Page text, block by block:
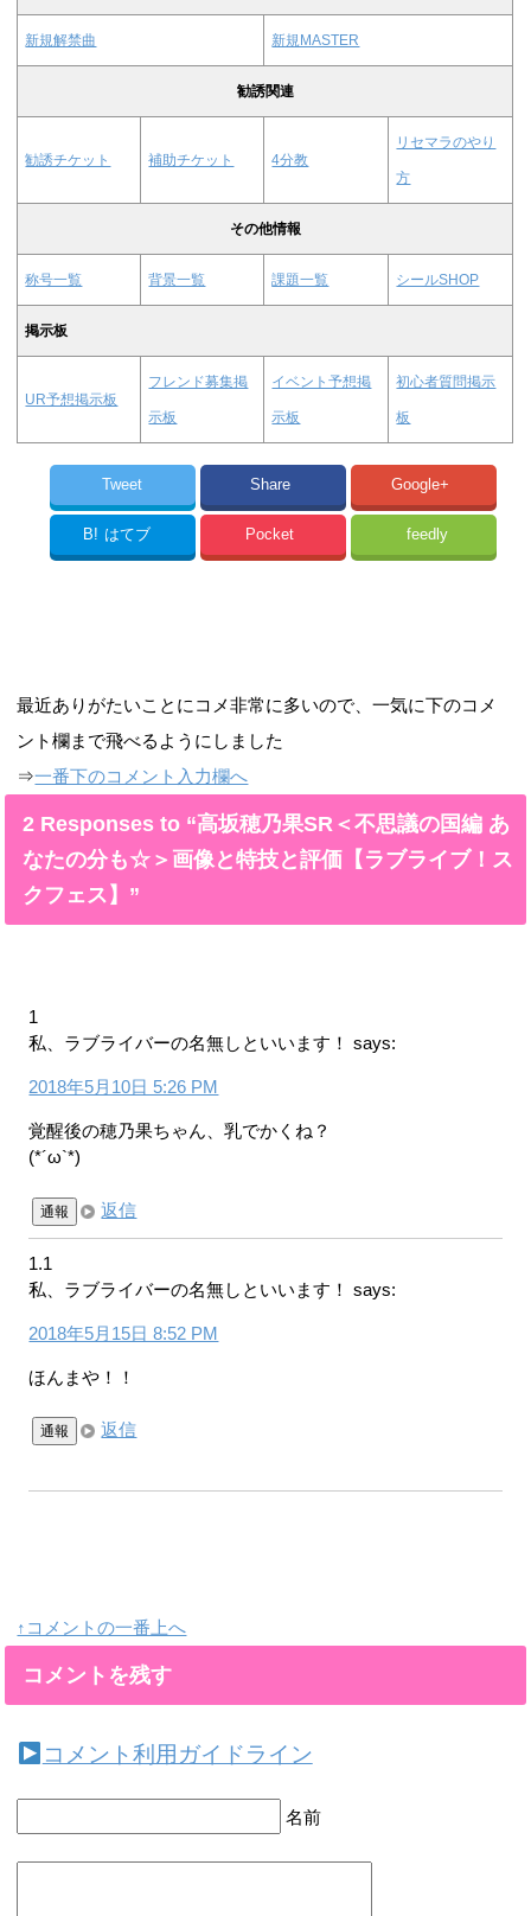
新規解禁曲 新規MASTER
勧誘関連
勧誘チケット 補助チケット 4分教
リセマラのやり
方
その他情報
称号一覧 背景一覧 課題一覧 シールSHOP
掲示板
UR予想掲示板
フレンド募集掲
示板
イベント予想掲
示板
初心者質問掲示
板
Tweet Share Google+
B! はてブ Pocket feedly
最近ありがたいことにコメ非常に多いので、一気に下のコメ
ント欄まで飛べるようにしました
⇒一番下のコメント入力欄へ
2 Responses to “高坂穂乃果SR＜不思議の国編 あ
なたの分も☆＞画像と特技と評価【ラブライブ！ス
クフェス】”
1
私、ラブライバーの名無しといいます！
says:
2018年5月10日 5:26 PM
覚醒後の穂乃果ちゃん、乳でかくね？
(*´ω`*)
通報 返信
1.1
私、ラブライバーの名無しといいます！
says:
2018年5月15日 8:52 PM
ほんまや！！
通報 返信
↑コメントの一番上へ
コメントを残す
コメント利用ガイドライン
名前